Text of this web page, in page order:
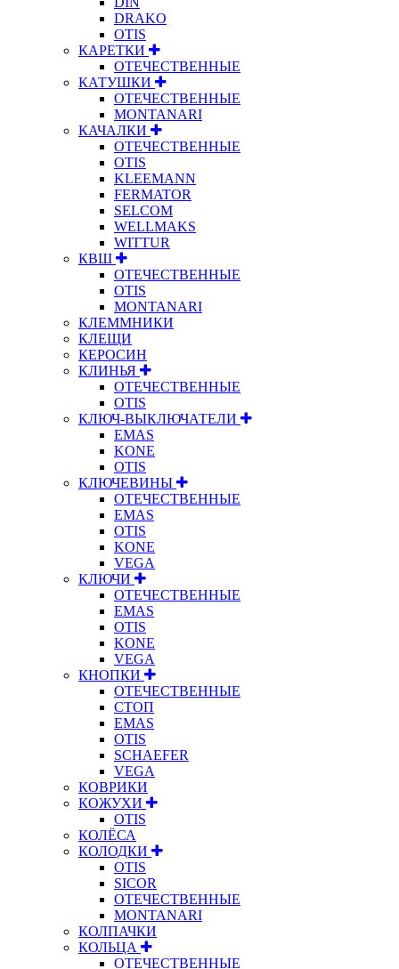
DRAKO
OTIS
КАРЕТКИ
ОТЕЧЕСТВЕННЫЕ
КАТУШКИ
ОТЕЧЕСТВЕННЫЕ
MONTANARI
КАЧАЛКИ
ОТЕЧЕСТВЕННЫЕ
OTIS
KLEEMANN
FERMATOR
SELCOM
WELLMAKS
WITTUR
КВШ
ОТЕЧЕСТВЕННЫЕ
OTIS
MONTANARI
КЛЕММНИКИ
КЛЕЩИ
КЕРОСИН
КЛИНЬЯ
ОТЕЧЕСТВЕННЫЕ
OTIS
КЛЮЧ-ВЫКЛЮЧАТЕЛИ
EMAS
KONE
OTIS
КЛЮЧЕВИНЫ
ОТЕЧЕСТВЕННЫЕ
EMAS
OTIS
KONE
VEGA
КЛЮЧИ
ОТЕЧЕСТВЕННЫЕ
EMAS
OTIS
KONE
VEGA
КНОПКИ
ОТЕЧЕСТВЕННЫЕ
СТОП
EMAS
OTIS
SCHAEFER
VEGA
КОВРИКИ
КОЖУХИ
OTIS
КОЛЁСА
КОЛОДКИ
OTIS
SICOR
ОТЕЧЕСТВЕННЫЕ
MONTANARI
КОЛПАЧКИ
КОЛЬЦА
ОТЕЧЕСТВЕННЫЕ